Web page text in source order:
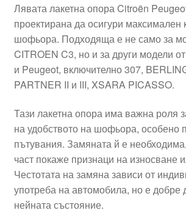
Лявата лакетна опора Citroën
проектирана да осигури
шофьора. Подходяща е не само за
CITROEN C3, но и за други модели
и Peugeot, включително 307,
PARTNER II и III, XSARA PICASSO.
Тази лакетна опора има важна роля
на удобството на шофьора, особено
пътувания. Замяната й е
част покаже признаци на износване
Честотата на замяна зависи от
употреба на автомобила, но е добре
нейната състояние.